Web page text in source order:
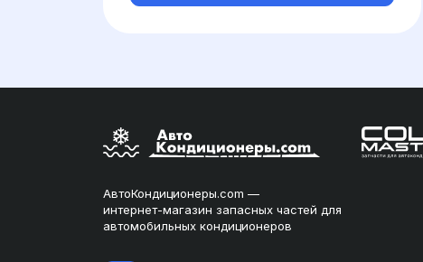
АвтоКондиционеры.com —
интернет-магазин запасных частей для
автомобильных кондиционеров